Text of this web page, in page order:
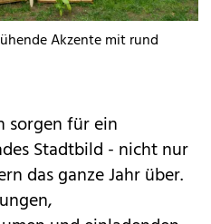
Akzente mit rund
sorgen für ein
Stadtbild - nicht nur
das ganze Jahr über.